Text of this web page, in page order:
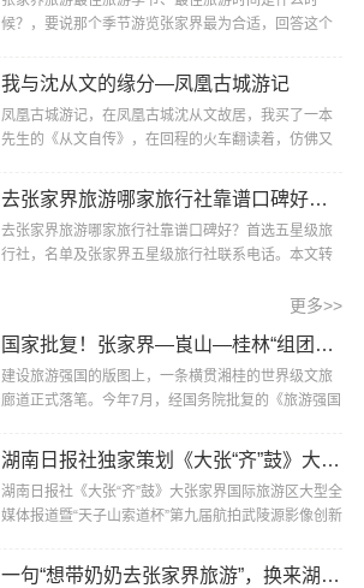
候？，要说那个季节游览张家界最为合适，回答这个
区，一···
我与沈从文的缘分—凤凰古城游记
凤凰古城游记，在凤凰古城沈从文故居，我买了一本
先生的《从文自传》，在回程的火车翻读着，仿佛又
所···
去张家界旅游哪家旅行社靠谱口碑好？首选五星级旅行社，名单及张家界五星级旅行社联系电话
去张家界旅游哪家旅行社靠谱口碑好？首选五星级旅
行社，名单及张家界五星级旅行社联系电话。本文转
更多>>
国家批复！张家界—崀山—桂林“组团出道”，被列为全国重点培育旅游廊带
建设旅游强国的版图上，一条横贯湘桂的世界级文旅
廊道正式落笔。今年7月，经国务院批复的《旅游强国
湖南日报社独家策划《大张“齐”鼓》大张家界国际旅游区大型全媒体报道即将启动
湖南日报社《大张“齐”鼓》大张家界国际旅游区大型全
媒体报道暨“天子山索道杯”第九届航拍武陵源影像创新
一句“想带奶奶去张家界旅游”，换来湖南张家界全网的邀请